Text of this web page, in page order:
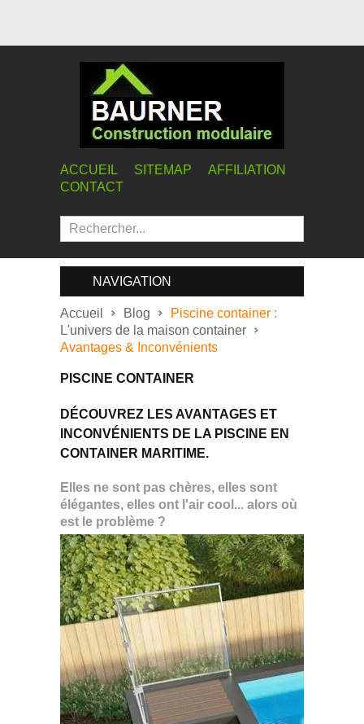
ACCUEIL SITEMAP
AFFILIATION
CONTACT
NAVIGATION
Accueil
Blog
L'univers de la maison container
Piscine container :
Avantages & Inconvénients
PISCINE CONTAINER
DÉCOUVREZ LES AVANTAGES ET
INCONVÉNIENTS DE LA PISCINE EN
CONTAINER MARITIME.
Elles ne sont pas chères, elles sont
élégantes, elles ont l'air cool... alors où
est le problème ?